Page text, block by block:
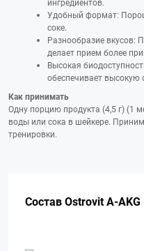
Удобный формат:
соке.
Разнообразие вкусов:
делает прием более
Высокая
обеспечивает высокую
Как принимать
Одну порцию продукта (4,5 г) (1
воды или сока в шейкере.
тренировки.
Состав Ostrovit A-